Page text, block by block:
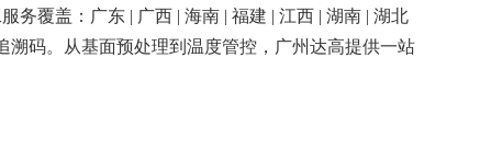
覆盖：广东 | 广西 | 海南 | 福建 | 江西 | 湖南 | 湖北
码。从基面预处理到温度管控，广州达高提供一站